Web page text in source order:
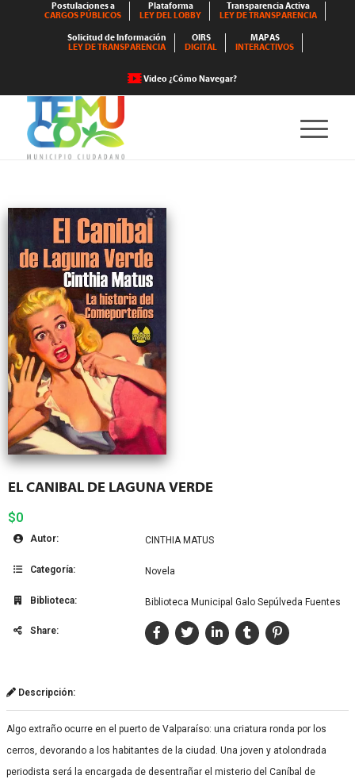
Postulaciones a
CARGOS PÚBLICOS
Plataforma
LEY DEL LOBBY
Transparencia Activa
LEY DE TRANSPARENCIA
Solicitud de Información
LEY DE TRANSPARENCIA
OIRS
DIGITAL
MAPAS
INTERACTIVOS
Video ¿Cómo Navegar?
EL CANIBAL DE LAGUNA VERDE
$0
Autor: CINTHIA MATUS
Categoría: Novela
Biblioteca: Biblioteca Municipal Galo Sepúlveda Fuentes
Share:
Descripción:
Algo extraño ocurre en el puerto de Valparaíso: una criatura ronda por los
cerros, devorando a los habitantes de la ciudad. Una joven y atolondrada
periodista será la encargada de desentrañar el misterio del Caníbal de